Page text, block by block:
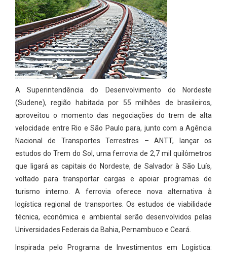
A Superintendência do Desenvolvimento do Nordeste
(Sudene), região habitada por 55 milhões de brasileiros,
aproveitou o momento das negociações do trem de alta
velocidade entre Rio e São Paulo para, junto com a Agência
Nacional de Transportes Terrestres – ANTT, lançar os
estudos do Trem do Sol, uma ferrovia de 2,7 mil quilômetros
que ligará as capitais do Nordeste, de Salvador à São Luís,
voltado para transportar cargas e apoiar programas de
turismo interno. A ferrovia oferece nova alternativa à
logística regional de transportes. Os estudos de viabilidade
técnica, econômica e ambiental serão desenvolvidos pelas
Universidades Federais da Bahia, Pernambuco e Ceará.
Inspirada pelo Programa de Investimentos em Logística: